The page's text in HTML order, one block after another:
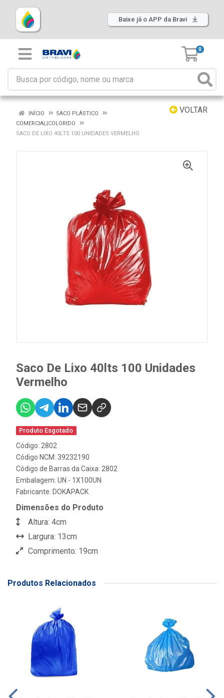
Baixe já o APP da Bravi
0
VOLTAR
INÍCIO
SACO PLÁSTICO
COMERCIAL|COLORIDO
SACO DE LIXO 40LTS 100 UNIDADES VERMELHO
Saco De Lixo 40lts 100 Unidades
Vermelho
Produto Esgotado
Código: 2802
Código NCM: 39232190
Código de Barras da Caixa: 2802
Embalagem: UN - 1X100UN
Fabricante: DOKAPACK
Dimensões do Produto
Altura: 4cm
Largura: 13cm
Comprimento: 19cm
Produtos Relacionados